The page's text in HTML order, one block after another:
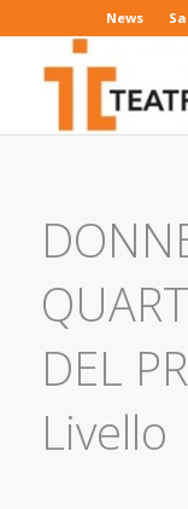
News
DEL
Livello